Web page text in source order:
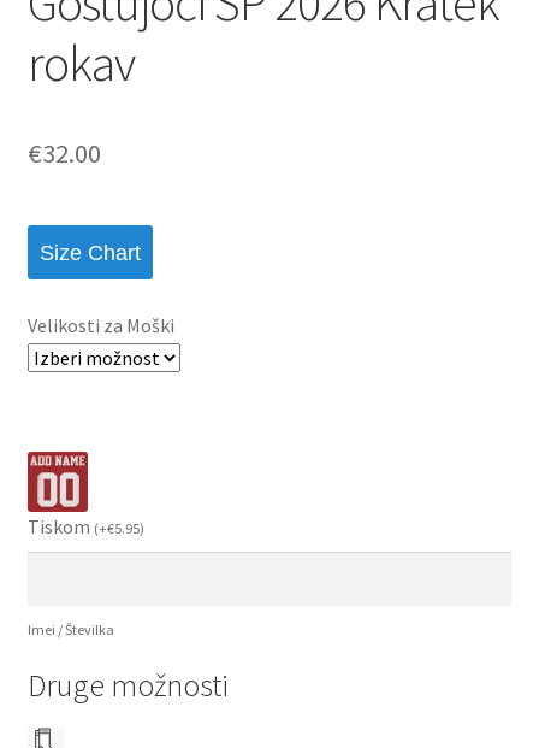
rokav
€32.00
Size Chart
Velikosti za Moški
Tiskom (+€5.95)
Imei / Številka
Druge možnosti